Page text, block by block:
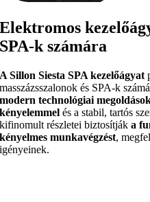
Elektromos
SPA-k számára
A Sillon Siesta SPA kezelőágyat
masszázsszalonok és SPA-k
modern technológiai
kényelemmel és a stabil, tartós
kifinomult részletei biztosítjáka
kényelmes munkavégzést,
igényeinek.